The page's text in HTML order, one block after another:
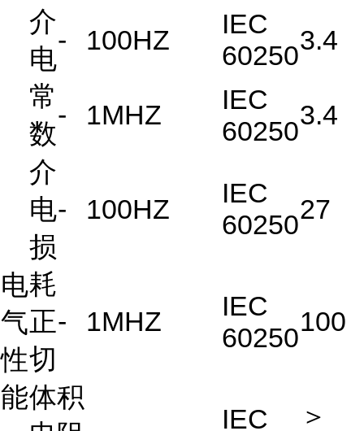
电
气
性
能
介
电
常
数
- 100HZ
IEC
602503.4
- 1MHZ
IEC
60250
3.4
介
电
损
耗
正
切
- 100HZ
IEC
6025027
- 1MHZ
IEC
60250
100
体积
IEC
＞